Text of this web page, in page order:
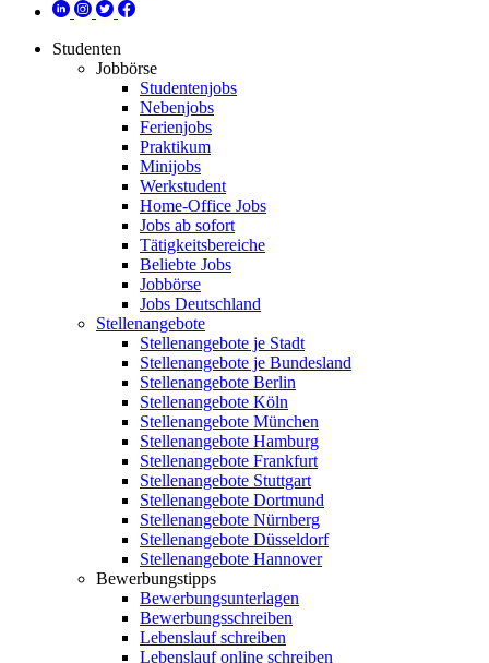
Studenten
Jobbörse
Studentenjobs
Nebenjobs
Ferienjobs
Praktikum
Minijobs
Werkstudent
Home-Office Jobs
Jobs ab sofort
Tätigkeitsbereiche
Beliebte Jobs
Jobbörse
Jobs Deutschland
Stellenangebote
Stellenangebote je Stadt
Stellenangebote je Bundesland
Stellenangebote Berlin
Stellenangebote Köln
Stellenangebote München
Stellenangebote Hamburg
Stellenangebote Frankfurt
Stellenangebote Stuttgart
Stellenangebote Dortmund
Stellenangebote Nürnberg
Stellenangebote Düsseldorf
Stellenangebote Hannover
Bewerbungstipps
Bewerbungsunterlagen
Bewerbungsschreiben
Lebenslauf schreiben
Lebenslauf online schreiben